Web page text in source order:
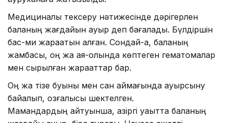
Медициналық тексеру нәтижесінде дәрігерлен
баланың жағдайын ауыр деп бағалады. Бүлдіршін
бас-ми жарақатын алған. Сондай-ақ, баланың
жамбасы, оң жақ аяқ-қолында көптеген гематомалар
мен сырылған жарақаттар бар.
Оң жақ тізе буыны мен сан аймағында ауырсыну
байқалып, қозғалысы шектелген.
Мамандардың айтуынша, қазіргі уақытта баланың